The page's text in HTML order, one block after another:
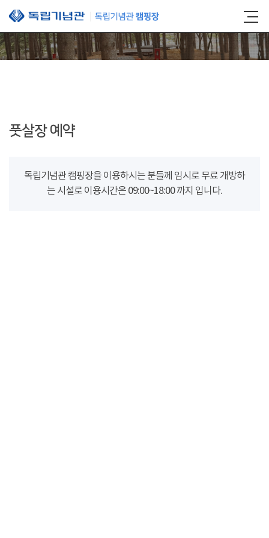
본문 바로가기
풋살장 예약
독립기념관 캠핑장을 이용하시는 분들께 임시로 무료 개방하
는 시설로 이용시간은 09:00~18:00 까지 입니다.